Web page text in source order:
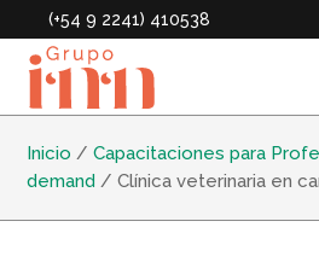
(+54 9 2241) 410538
Inicio /Capacitaciones para
demand / Clínica veterinaria en